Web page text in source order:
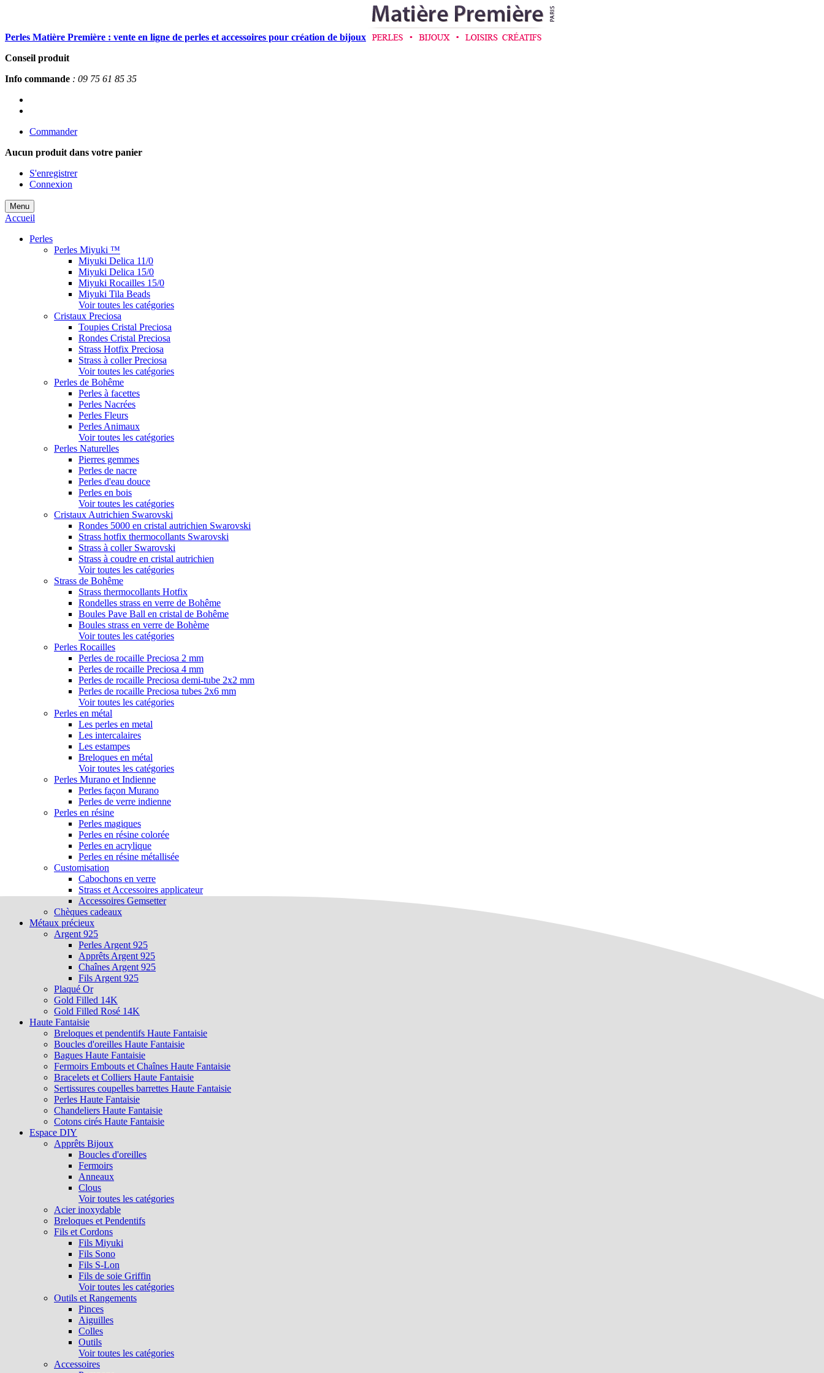
Perles Matière Première : vente en ligne de perles et accessoires pour création de bijoux
Conseil produit
Info commande : 09 75 61 85 35
Commander
Aucun produit dans votre panier
S'enregistrer
Connexion
Menu
Accueil
Perles
Perles Miyuki ™
Miyuki Delica 11/0
Miyuki Delica 15/0
Miyuki Rocailles 15/0
Miyuki Tila Beads
Voir toutes les catégories
Cristaux Preciosa
Toupies Cristal Preciosa
Rondes Cristal Preciosa
Strass Hotfix Preciosa
Strass à coller Preciosa
Voir toutes les catégories
Perles de Bohême
Perles à facettes
Perles Nacrées
Perles Fleurs
Perles Animaux
Voir toutes les catégories
Perles Naturelles
Pierres gemmes
Perles de nacre
Perles d'eau douce
Perles en bois
Voir toutes les catégories
Cristaux Autrichien Swarovski
Rondes 5000 en cristal autrichien Swarovski
Strass hotfix thermocollants Swarovski
Strass à coller Swarovski
Strass à coudre en cristal autrichien
Voir toutes les catégories
Strass de Bohême
Strass thermocollants Hotfix
Rondelles strass en verre de Bohême
Boules Pave Ball en cristal de Bohême
Boules strass en verre de Bohème
Voir toutes les catégories
Perles Rocailles
Perles de rocaille Preciosa 2 mm
Perles de rocaille Preciosa 4 mm
Perles de rocaille Preciosa demi-tube 2x2 mm
Perles de rocaille Preciosa tubes 2x6 mm
Voir toutes les catégories
Perles en métal
Les perles en metal
Les intercalaires
Les estampes
Breloques en métal
Voir toutes les catégories
Perles Murano et Indienne
Perles façon Murano
Perles de verre indienne
Perles en résine
Perles magiques
Perles en résine colorée
Perles en acrylique
Perles en résine métallisée
Customisation
Cabochons en verre
Strass et Accessoires applicateur
Accessoires Gemsetter
Chèques cadeaux
Métaux précieux
Argent 925
Perles Argent 925
Apprêts Argent 925
Chaînes Argent 925
Fils Argent 925
Plaqué Or
Gold Filled 14K
Gold Filled Rosé 14K
Haute Fantaisie
Breloques et pendentifs Haute Fantaisie
Boucles d'oreilles Haute Fantaisie
Bagues Haute Fantaisie
Fermoirs Embouts et Chaînes Haute Fantaisie
Bracelets et Colliers Haute Fantaisie
Sertissures coupelles barrettes Haute Fantaisie
Perles Haute Fantaisie
Chandeliers Haute Fantaisie
Cotons cirés Haute Fantaisie
Espace DIY
Apprêts Bijoux
Boucles d'oreilles
Fermoirs
Anneaux
Clous
Voir toutes les catégories
Acier inoxydable
Breloques et Pendentifs
Fils et Cordons
Fils Miyuki
Fils Sono
Fils S-Lon
Fils de soie Griffin
Voir toutes les catégories
Outils et Rangements
Pinces
Aiguilles
Colles
Outils
Voir toutes les catégories
Accessoires